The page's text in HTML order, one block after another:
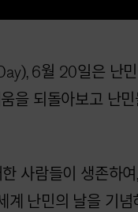
6월 20일은 난
을 되돌아보고 난
사람들이 생존하
계 난민의 날을 기